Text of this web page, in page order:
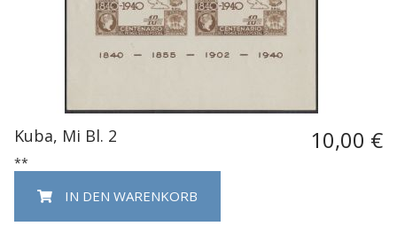
Kuba, Mi Bl. 2 10,00 €
**
IN DEN WARENKORB